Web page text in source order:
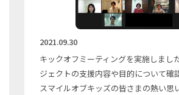
2021.09.30
キックオフミーティングを実施しまし
ジェクトの支援内容や目的について確
スマイルオブキッズの皆さまの熱い思